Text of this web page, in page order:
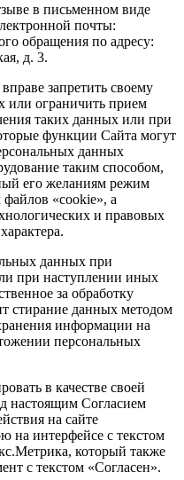
в письменном виде
почты:
обращения по адресу:
д. 3.
запретить своему
или ограничить прием
таких данных или при
функции Сайта могут
данных
таким способом,
его желаниям режим
«cookie», а
и правовых
данных при
при наступлении иных
за обработку
стирание данных методом
информации на
персональных
в качестве своей
настоящим Согласием
на сайте
на интерфейсе с текстом
который также
с текстом «Согласен».